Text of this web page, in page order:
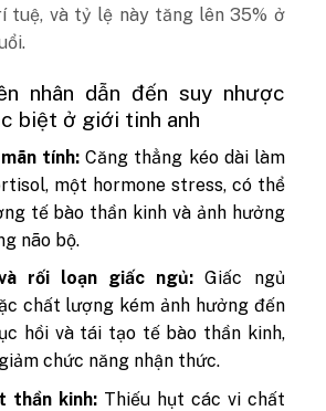
tuệ, và tỷ lệ này tăng lên 35% ở
nhân dẫn đến suy nhược
biệt ở giới tinh anh
tính: Căng thẳng kéo dài làm
một hormone stress, có thể
tế bào thần kinh và ảnh hưởng
não bộ.
rối loạn giấc ngủ:Giấc ngủ
chất lượng kém ảnh hưởng đến
hồi và tái tạo tế bào thần kinh,
chức năng nhận thức.
thần kinh: Thiếu hụt các vi chất